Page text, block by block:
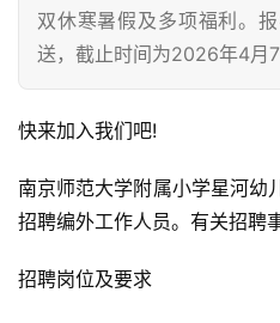
双休寒暑假及多项福利。
送，截止时间为2026年4月7
快来加入我们吧!
南京师范大学附属小学星河幼
招聘编外工作人员。有关招聘
招聘岗位及要求